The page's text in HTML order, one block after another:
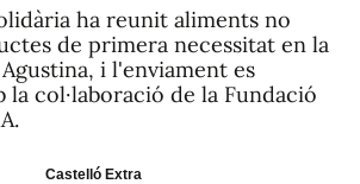
ha reunit aliments no
de primera necessitat en la
i l'enviament es
la col·laboració de la Fundació
Castelló Extra